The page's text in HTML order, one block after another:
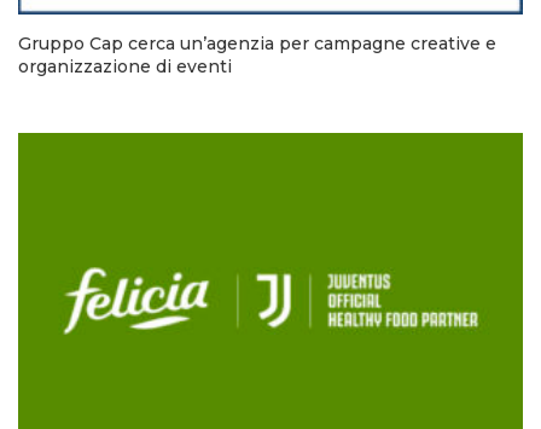
Gruppo Cap cerca un’agenzia per campagne creative e
organizzazione di eventi